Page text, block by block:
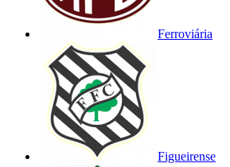
Ferroviária
Figueirense